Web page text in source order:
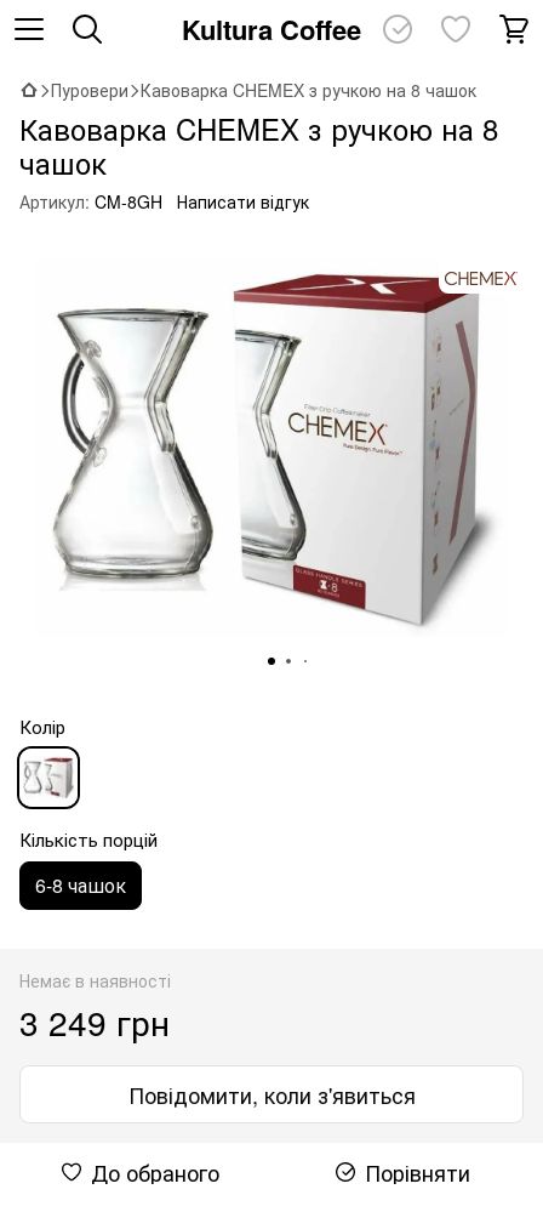
Kultura Coffee
Пуровери Кавоварка CHEMEX з ручкою на 8 чашок
Кавоварка CHEMEX з ручкою на 8
чашок
Артикул: CM-8GH Написати відгук
Колір
Кількість порцій
6-8 чашок
Немає в наявності
3 249 грн
Повідомити, коли з'явиться
До обраного Порівняти